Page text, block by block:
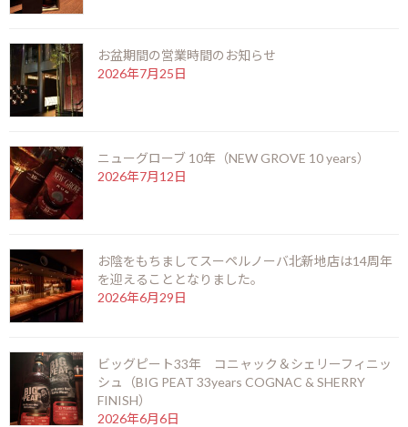
お盆期間の営業時間のお知らせ
ニューグローブ 10年（NEW GROVE 10 years）
お陰をもちましてスーペルノーバ北新地店は14周
年を迎えることとなりました。
ビッグピート33年 コニャック＆シェリーフィニ
ッシュ（BIG PEAT 33years COGNAC & SHERRY
FINISH）
お盆期間の営業時間のお知らせ
2026年7月25日
ニューグローブ 10年（NEW GROVE 10 years）
2026年7月12日
お陰をもちましてスーペルノーバ北新地店は14周年
を迎えることとなりました。
2026年6月29日
ビッグピート33年 コニャック＆シェリーフィニッ
シュ（BIG PEAT 33years COGNAC & SHERRY
FINISH）
2026年6月6日